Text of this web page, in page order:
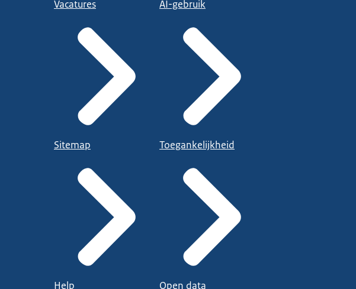
Vacatures
Sitemap
Help
AI-gebruik
Toegankelijkheid
Open data